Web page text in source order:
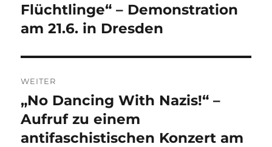
Beitrag:
Flüchtlinge“ – Demonstration
am 21.6. in Dresden
WEITER
Nächster
Beitrag:
„No Dancing With Nazis!“ –
Aufruf zu einem
antifaschistischen Konzert am